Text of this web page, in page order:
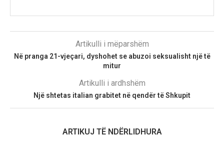
Artikulli i mëparshëm
Në pranga 21-vjeçari, dyshohet se abuzoi seksualisht një të
mitur
Artikulli i ardhshëm
Një shtetas italian grabitet në qendër të Shkupit
ARTIKUJ TË NDËRLIDHURA